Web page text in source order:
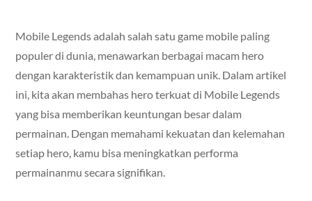
Mobile Legends adalah salah satu game mobile paling
populer di dunia, menawarkan berbagai macam hero
dengan karakteristik dan kemampuan unik. Dalam artikel
ini, kita akan membahas hero terkuat di Mobile Legends
yang bisa memberikan keuntungan besar dalam
permainan. Dengan memahami kekuatan dan kelemahan
setiap hero, kamu bisa meningkatkan performa
permainanmu secara signifikan.